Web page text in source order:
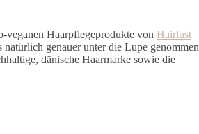
Haarpflegeprodukte von Hairlust
genauer unter die Lupe genommen
dänische Haarmarke sowie die